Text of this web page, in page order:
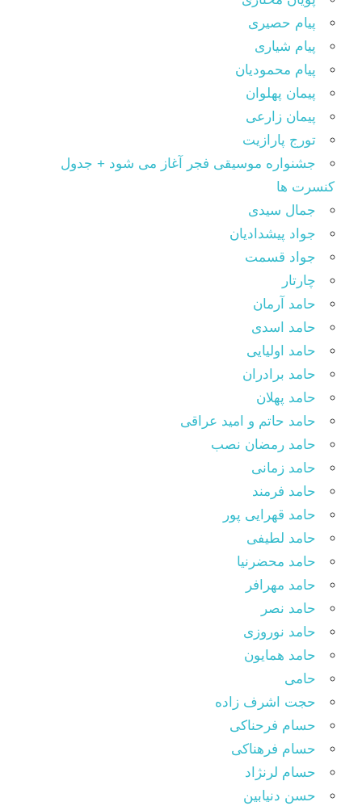
پیام حصیری
پیام شیاری
پیام محمودیان
پیمان پهلوان
پیمان زارعی
تورج پارازیت
جشنواره موسیقی فجر آغاز می شود + جدول
کنسرت ها
جمال سیدی
جواد پیشدادیان
جواد قسمت
چارتار
حامد آرمان
حامد اسدی
حامد اولیایی
حامد برادران
حامد پهلان
حامد حاتم و امید عراقی
حامد رمضان نصب
حامد زمانی
حامد فرمند
حامد قهرایی پور
حامد لطیفی
حامد محضرنیا
حامد مهرافر
حامد نصر
حامد نوروزی
حامد همایون
حامی
حجت اشرف زاده
حسام فرحناکی
حسام فرهناکی
حسام لرنژاد
حسن دنیابین